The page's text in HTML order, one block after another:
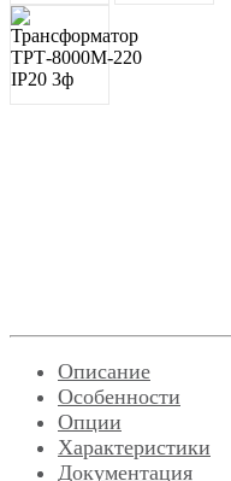
Описание
Особенности
Опции
Характеристики
Документация